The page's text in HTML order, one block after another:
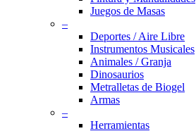
Juegos de Masas
–
Deportes / Aire Libre
Instrumentos Musicales
Animales / Granja
Dinosaurios
Metralletas de Biogel
Armas
–
Herramientas